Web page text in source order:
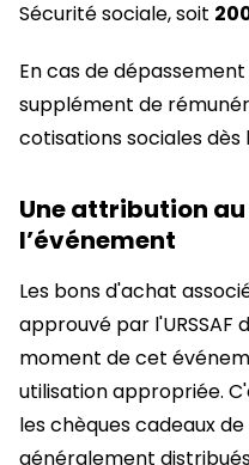
Sécurité sociale, soit
En cas de
supplément de
cotisations sociales dès
Une attribution
l’événement
Les bons d'achat
approuvé par
moment de cet
utilisation appropriée.
les chèques cadeaux
généralement